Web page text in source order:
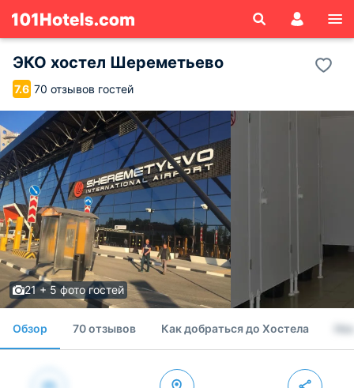
ЭКО хостел Шереметьево
7.6 70 отзывов гостей
21 + 5 фото гостей
Обзор 70 отзывов Как добраться до Хостела